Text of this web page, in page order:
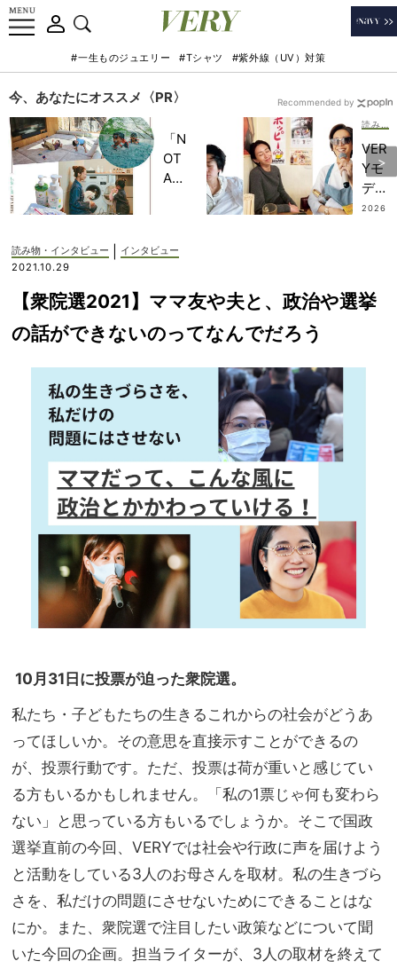
#一生ものジュエリー #Tシャツ #紫外線（UV）対策
今、あなたにオススメ〈PR〉
「N
OT
A
子ど
記憶
に一
生残
【極
上の
旅】
を
VER
Yモ
デル
の神
この
張ら
2026
Recommended by
読み物・インタビュー
インタビュー
2021.10.29
【衆院選2021】ママ友や夫と、政治や選挙
の話ができないのってなんでだろう
10月31日に投票が迫った衆院選。
私たち・子どもたちの生きるこれからの社会がどうあ
ってほしいか。その意思を直接示すことができるの
が、投票行動です。ただ、投票は荷が重いと感じてい
る方もいるかもしれません。「私の1票じゃ何も変わら
ない」と思っている方もいるでしょうか。そこで国政
選挙直前の今回、VERYでは社会や行政に声を届けよう
と活動をしている3人のお母さんを取材。私の生きづら
さを、私だけの問題にさせないためにできることはな
にか。また、衆院選で注目したい政策などについて聞
いた今回の企画。担当ライターが、3人の取材を終えて